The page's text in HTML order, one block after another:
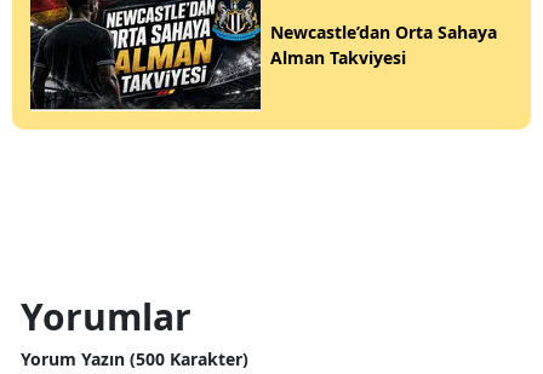
Newcastle’dan Orta Sahaya
Alman Takviyesi
Yorumlar
Yorum Yazın (500 Karakter)